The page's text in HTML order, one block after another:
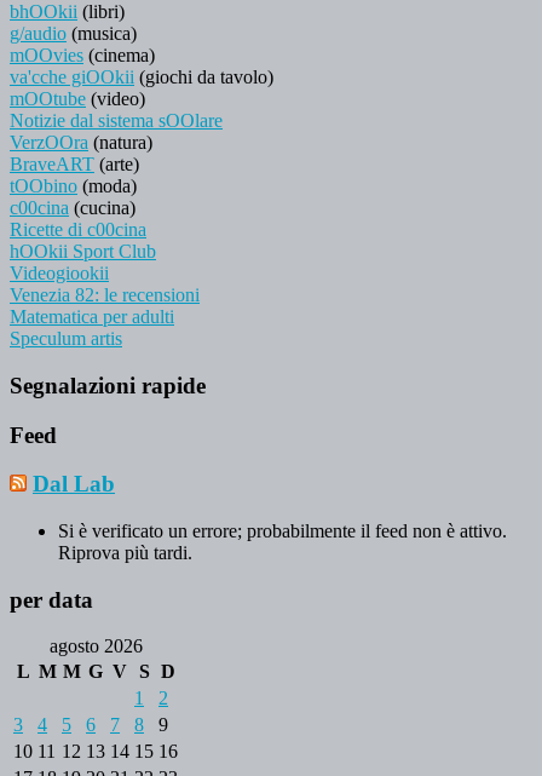
bhOOkii (libri)
g/audio (musica)
mOOvies (cinema)
va'cche giOOkii (giochi da tavolo)
mOOtube (video)
Notizie dal sistema sOOlare
VerzOOra (natura)
BraveART (arte)
tOObino (moda)
c00cina (cucina)
Ricette di c00cina
hOOkii Sport Club
Videogiookii
Venezia 82: le recensioni
Matematica per adulti
Speculum artis
Segnalazioni rapide
Feed
Dal Lab
Si è verificato un errore; probabilmente il feed non è attivo.
Riprova più tardi.
per data
agosto 2026
L M M G V S D
1
2
3
4 5 6 7 8
9
10 11 12 13 14 15 16